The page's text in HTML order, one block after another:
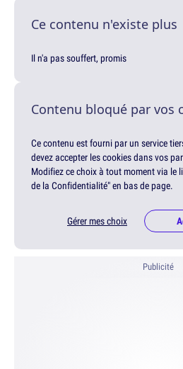
Ce contenu n'existe plus
Il n'a pas souffert, promis
Contenu bloqué par vos
Ce contenu est fourni par un service
devez accepter les cookies dans vos
Modifiez ce choix à tout moment via le
de la Confidentialité" en bas de page.
Gérer mes choix
Publicité